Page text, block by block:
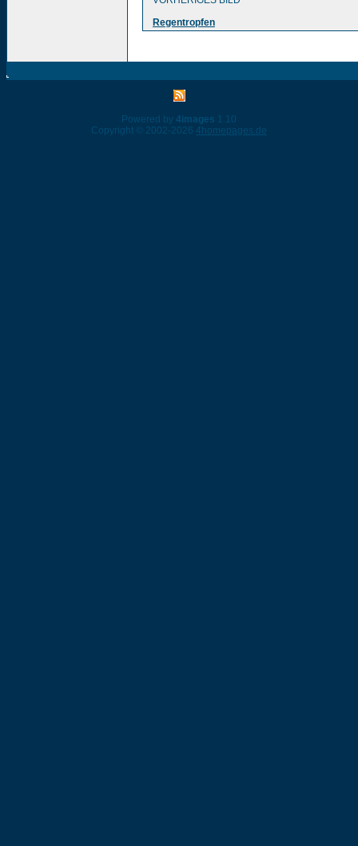
Regentropfen
Powered by 4images 1.10
Copyright © 2002-2026 4homepages.de